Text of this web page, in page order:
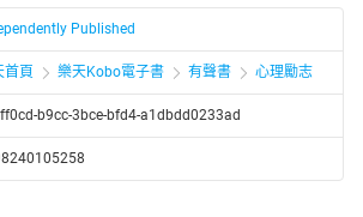
Published
首頁 樂天Kobo電子書 有聲書 心理勵志
b9cc-3bce-bfd4-a1dbdd0233ad